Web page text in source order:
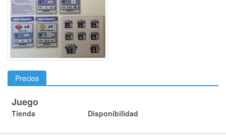
Precios
Juego
Tienda Disponibilidad